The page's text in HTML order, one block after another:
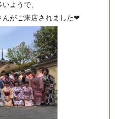
ようで、
んがご来店されました❤